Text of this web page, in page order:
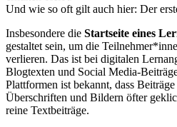
Und wie so oft gilt auch hier: Der
Insbesondere die Startseite eines
gestaltet sein, um die
verlieren. Das ist bei digitalen
Blogtexten und Social Media-
Plattformen ist bekannt, dass
Überschriften und Bildern öfter
reine Textbeiträge.